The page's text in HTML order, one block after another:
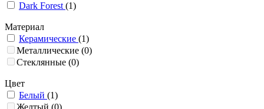
Dark Forest(1)
Материал
Керамические (1)
Металлические (0)
Стеклянные (0)
Цвет
Белый (1)